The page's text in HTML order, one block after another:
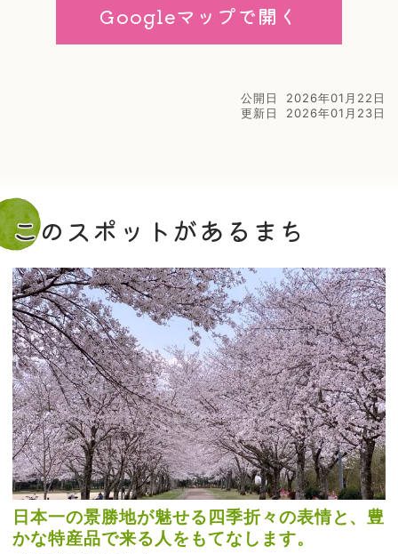
Googleマップで開く
公開日
2026年01月22日
更新日
2026年01月23日
このスポットがあるまち
日本一の景勝地が魅せる四季折々の表情と、豊
かな特産品で来る人をもてなします。